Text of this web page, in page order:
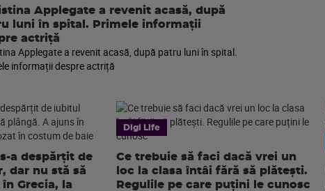
Applegate a revenit acasă, după
luni în spital. Primele informații
actriță
Applegate a revenit acasă, după patru luni în spital.
informații despre actriță
a despărțit de
dar nu stă să
Grecia, la
Digi Life
Ce trebuie să faci dacă vrei un
loc la clasa întâi fără să plătești.
Regulile pe care puțini le cunosc